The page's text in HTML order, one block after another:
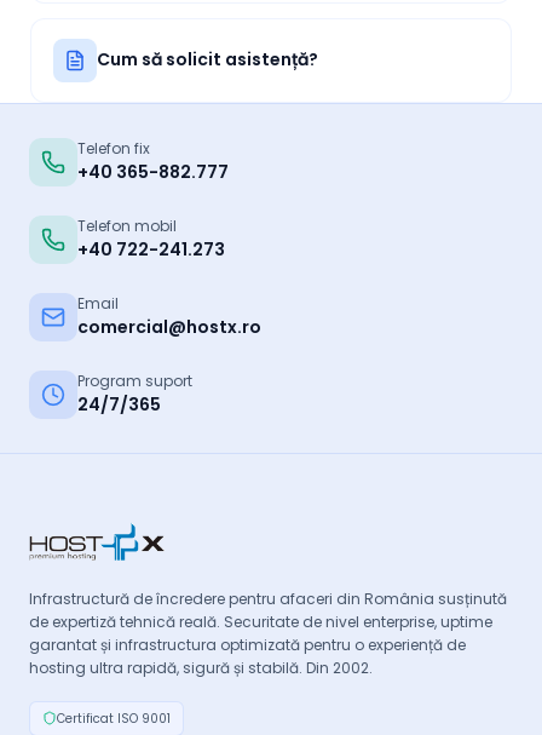
Cum să solicit asistență?
Telefon fix
+40 365-882.777
Telefon mobil
+40 722-241.273
Email
comercial@hostx.ro
Program suport
24/7/365
Infrastructură de încredere pentru afaceri din România susținută
de expertiză tehnică reală. Securitate de nivel enterprise, uptime
garantat și infrastructura optimizată pentru o experiență de
hosting ultra rapidă, sigură și stabilă. Din 2002.
Certificat ISO 9001